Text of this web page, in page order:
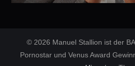
© 2026 Manuel Stallion ist der
Pornostar und Venus Award